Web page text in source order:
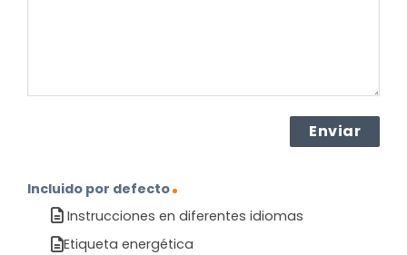
Incluido por defecto
Instrucciones en diferentes idiomas
Etiqueta energética